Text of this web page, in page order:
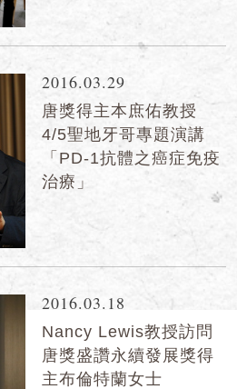
2016.03.29
唐獎得主本庶佑教授
4/5聖地牙哥專題演講
「PD-1抗體之癌症免疫
治療」
2016.03.18
Nancy Lewis教授訪問
唐獎盛讚永續發展獎得
主布倫特蘭女士